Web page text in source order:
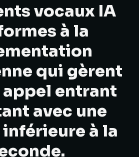
vocaux IA
à la
qui gèrent
appel entrant
avec une
à la